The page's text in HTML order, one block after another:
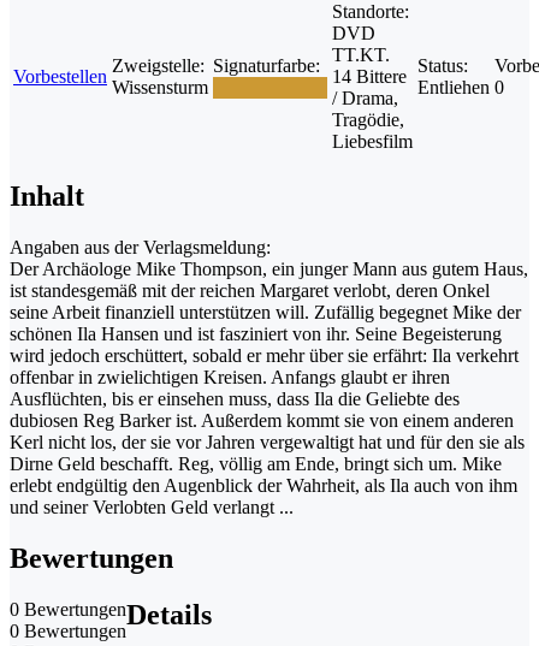
Vorbestellen
Zweigstelle:
Wissensturm
Signaturfarbe:
Standorte:
DVD
TT.KT.
14 Bittere
/ Drama,
Tragödie,
Liebesfilm
Status:
Entliehen 0
Inhalt
Angaben aus der Verlagsmeldung:
Der Archäologe Mike Thompson, ein junger Mann aus gutem Haus,
ist standesgemäß mit der reichen Margaret verlobt, deren Onkel
seine Arbeit finanziell unterstützen will. Zufällig begegnet Mike der
schönen Ila Hansen und ist fasziniert von ihr. Seine Begeisterung
wird jedoch erschüttert, sobald er mehr über sie erfährt: Ila verkehrt
offenbar in zwielichtigen Kreisen. Anfangs glaubt er ihren
Ausflüchten, bis er einsehen muss, dass Ila die Geliebte des
dubiosen Reg Barker ist. Außerdem kommt sie von einem anderen
Kerl nicht los, der sie vor Jahren vergewaltigt hat und für den sie als
Dirne Geld beschafft. Reg, völlig am Ende, bringt sich um. Mike
erlebt endgültig den Augenblick der Wahrheit, als Ila auch von ihm
und seiner Verlobten Geld verlangt ...
Bewertungen
0 Bewertungen
0 Bewertungen
Details